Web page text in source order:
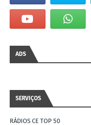
ADS
SERVIÇOS
RÁDIOS CE TOP 50